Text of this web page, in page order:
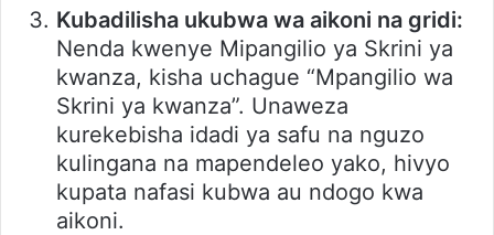
Kubadilisha ukubwa wa aikoni na gridi:
Nenda kwenye Mipangilio ya Skrini ya
kwanza, kisha uchague “Mpangilio wa
Skrini ya kwanza”. Unaweza
kurekebisha idadi ya safu na nguzo
kulingana na mapendeleo yako, hivyo
kupata nafasi kubwa au ndogo kwa
aikoni.